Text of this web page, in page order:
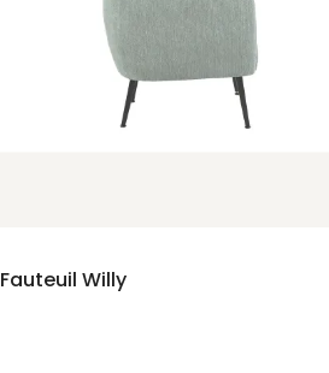
Fauteuil Willy